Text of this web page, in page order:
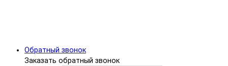
Обратный звонок
Заказать обратный звонок